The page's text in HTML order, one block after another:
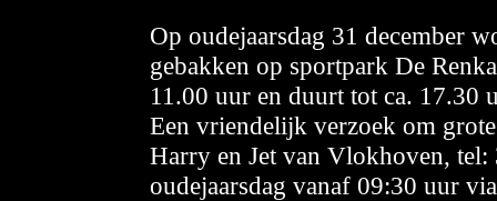
Op oudejaarsdag 31 december
gebakken op sportpark De
11.00 uur en duurt tot ca. 17.30
Een vriendelijk verzoek om
Harry en Jet van Vlokhoven,
oudejaarsdag vanaf 09:30 uur